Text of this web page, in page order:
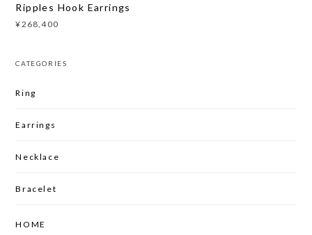
Ripples Hook Earrings
¥268,400
CATEGORIES
Ring
Earrings
Necklace
Bracelet
HOME